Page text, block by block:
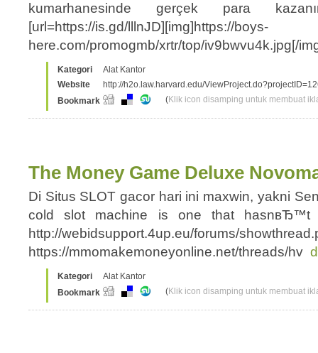
kumarhanesinde gerçek para
[url=https://is.gd/lllnJD][img]https://boys-
here.com/promogmb/xrtr/top/iv9bwvu4k.jpg[/
Kategori
Alat Kantor
Website
http://h2o.law.harvard.edu/
Bookmark
(Klik icon disamping untuk membuat
The Money Game Deluxe
Di Situs SLOT gacor hari ini maxwin, yakni
cold slot machine is one that
http://webidsupport.4up.eu/forums/
https://mmomakemoneyonline.net/threads/hv
Kategori
Alat Kantor
Bookmark
(Klik icon disamping untuk membuat